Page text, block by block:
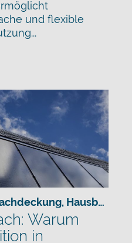
und flexible
, Hausbau
Warum
in